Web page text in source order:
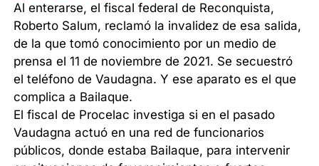
Al enterarse, el fiscal federal de Reconquista,
Roberto Salum, reclamó la invalidez de esa salida,
de la que tomó conocimiento por un medio de
prensa el 11 de noviembre de 2021. Se secuestró
el teléfono de Vaudagna. Y ese aparato es el que
complica a Bailaque.
El fiscal de Procelac investiga si en el pasado
Vaudagna actuó en una red de funcionarios
públicos, donde estaba Bailaque, para intervenir